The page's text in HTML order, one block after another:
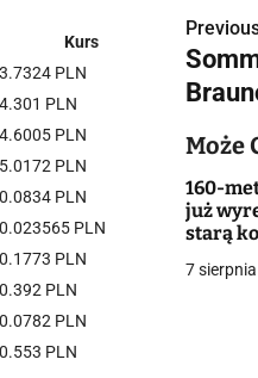
N
a
w
i
g
a
Może
160-
już
starą
7
Kurs
3.7324 PLN
4.301 PLN
4.6005 PLN
5.0172 PLN
0.0834 PLN
0.023565 PLN
0.1773 PLN
0.392 PLN
0.0782 PLN
0.553 PLN